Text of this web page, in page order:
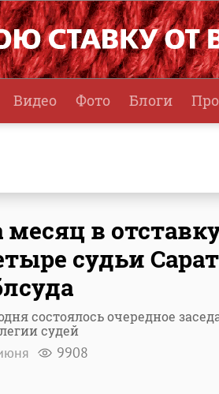
Видео Фото Блоги
месяц в
судьи
состоялось очередное
судей
9908